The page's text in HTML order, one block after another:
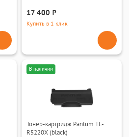
17 400 ₽
Купить в 1 клик
В наличии
Тонер-картридж Pantum TL-
R5220X (black)